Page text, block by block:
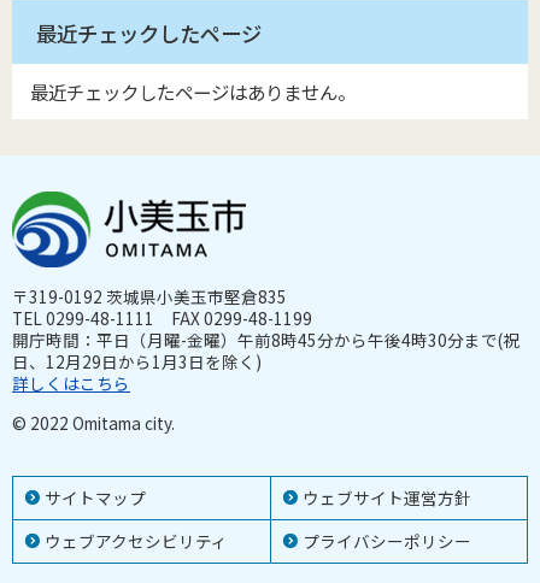
最近チェックしたページ
最近チェックしたページはありません。
サイトマップ
ウェブサイト運営方針
ウェブアクセシビリティ
プライバシーポリシー
〒319-0192 茨城県小美玉市堅倉835
TEL 0299-48-1111 FAX 0299-48-1199
開庁時間：平日（月曜-金曜）午前8時45分から午後4時30分まで(祝
日、12月29日から1月3日を除く)
詳しくはこちら
© 2022 Omitama city.